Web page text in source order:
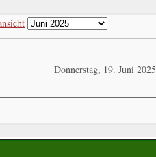
Donnerstag, 19. Juni 2025